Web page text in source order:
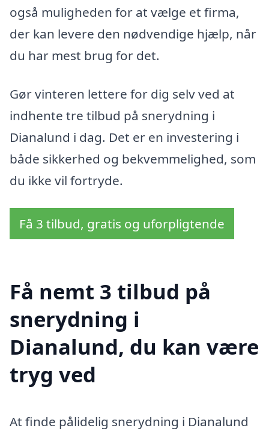
også muligheden for at vælge et firma,
der kan levere den nødvendige hjælp, når
du har mest brug for det.
Gør vinteren lettere for dig selv ved at
indhente tre tilbud på snerydning i
Dianalund i dag. Det er en investering i
både sikkerhed og bekvemmelighed, som
du ikke vil fortryde.
Få 3 tilbud, gratis og uforpligtende
Få nemt 3 tilbud på
snerydning i
Dianalund, du kan være
tryg ved
At finde pålidelig snerydning i Dianalund